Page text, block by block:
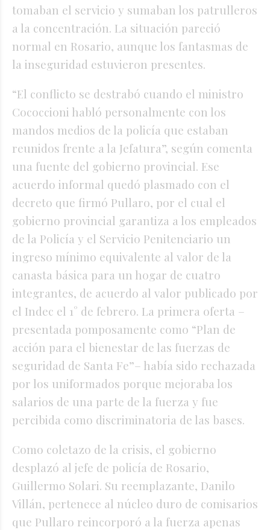
tomaban el servicio y sumaban los patrulleros
a la concentración. La situación pareció
normal en Rosario, aunque los fantasmas de
la inseguridad estuvieron presentes.
“El conflicto se destrabó cuando el ministro
Cococcioni habló personalmente con los
mandos medios de la policía que estaban
reunidos frente a la Jefatura”, según comenta
una fuente del gobierno provincial. Ese
acuerdo informal quedó plasmado con el
decreto que firmó Pullaro, por el cual el
gobierno provincial garantiza a los empleados
de la Policía y el Servicio Penitenciario un
ingreso mínimo equivalente al valor de la
canasta básica para un hogar de cuatro
integrantes, de acuerdo al valor publicado por
el Indec el 1° de febrero. La primera oferta –
presentada pomposamente como “Plan de
acción para el bienestar de las fuerzas de
seguridad de Santa Fe”– había sido rechazada
por los uniformados porque mejoraba los
salarios de una parte de la fuerza y fue
percibida como discriminatoria de las bases.
Como coletazo de la crisis, el gobierno
desplazó al jefe de policía de Rosario,
Guillermo Solari. Su reemplazante, Danilo
Villán, pertenece al núcleo duro de comisarios
que Pullaro reincorporó a la fuerza apenas